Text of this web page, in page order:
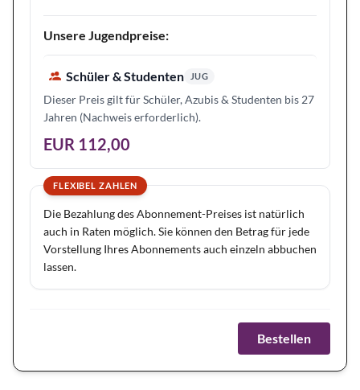
Unsere Jugendpreise:
Schüler & Studenten JUG
Dieser Preis gilt für Schüler, Azubis & Studenten bis 27
Jahren (Nachweis erforderlich).
EUR 112,00
FLEXIBEL ZAHLEN
Die Bezahlung des Abonnement-Preises ist natürlich
auch in Raten möglich. Sie können den Betrag für jede
Vorstellung Ihres Abonnements auch einzeln abbuchen
lassen.
Bestellen